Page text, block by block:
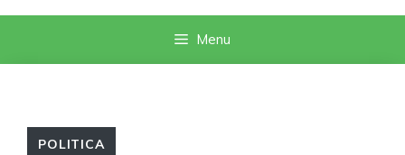
Menu
POLITICA